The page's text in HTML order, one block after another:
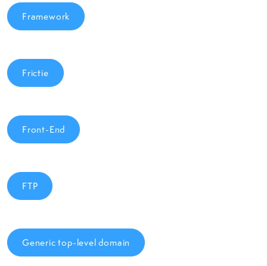
Framework
Frictie
Front-End
FTP
Generic top-level domain